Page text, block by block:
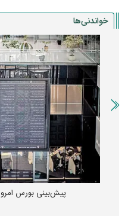
خواندنی‌ها
پیش‌بینی بورس امروز دوشنبه ۱۲